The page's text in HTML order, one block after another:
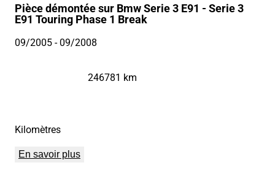
Pièce démontée sur Bmw Serie 3 E91 - Serie 3
E91 Touring Phase 1 Break
09/2005- 09/2008
Kilomètres
246781 km
En savoir plus